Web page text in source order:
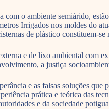
o ambiente semiárido,
Irrigados nos moldes do
de plástico constituem-
e de lixo ambiental com
a justiça
e as falsas soluções
prática e teórica das
e da sociedade